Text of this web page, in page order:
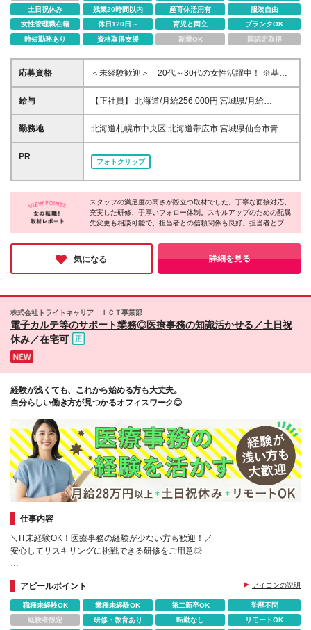
土日祝休み
残業20時間以内 産育休活用有
服装自由
女性管理職在籍
休日120日～ 育児と両立
ブランクOK
時短勤務あり
資格取得支援 副業OK 国認定取得
応募資格
＜未経験歓迎＞ 20代～30代の女性活躍中！ ※基本
的なPCスキル(Word・Excel等)をお持ちの方 【こん
な方は歓迎】 〇事務・経理・総務などの経験がある
事がしたい方 〇しっかり教えてくれるところでスタ
ートしたい方 〇スキル・キャリアアップがしたい方
ワークを大切にできる方 〇人間関係がいい職場で働
◆正社員経験不問/フリーター歓迎 ◆資格不問/無資格
OK ◆経験者歓迎/ブランクOK ◆20代活躍中/30代活躍
中/女性活躍中 ◆ハローワークでお探しの方も歓迎
【下記業務の経験者や興味がある方も歓迎】 データ
入力、データ分析、コールセンタースタッフ、受付、
宅建事務、美容関連業務、SNS運用など
給与
【正社員】 北海道/月給256,000円 宮城県/月給
256,000円 茨城県/月給256,000円 埼玉県/月給
256,000円 千葉県/月給256,000円 東京都/月給
256,000円 愛知県/月給256,000円 三重県/月給
256,000円 奈良県/月給256,000円 岡山県/月給
256,000円 広島県/月給256,000円 香川県/月給
256,000円 福岡県/月給256,000円 佐賀県/月給
256,000円(基本給229,000円、固定残業代27,000円/
月15ｈ含む) ※超過分別途支給 ＜試用期間について＞
勤務地
北海道札幌市中央区 北海道帯広市 宮城県仙台市青葉
区 茨城県水戸市 埼玉県さいたま市大宮区 埼玉県川口
市 千葉県千葉市中央区 東京都葛飾区 東京都江戸川区
東京都港区 東京都荒川区 東京都渋谷区 東京都新宿区
東京都杉並区 東京都世田谷区 東京都千代田区 東京都
足立区 東京都台東区 東京都大田区 東京都中央区 東京
都中野区 東京都板橋区 東京都品川区 東京都文京区 東
京都北区 神奈川県横浜市港北区 新潟県新潟市中央区
岐阜県大垣市 静岡県静岡市葵区 愛知県刈谷市 愛知県
名古屋市中区 三重県津市 滋賀県草津市 京都府京都市
南区 大阪府高槻市 大阪府吹田市 大阪府大阪市中央区
兵庫県神戸市中央区 奈良県橿原市 奈良県奈良市 岡山
(変更の範囲)上記を除く当社関連勤務地
PR
フォトクリップ
スタッフの満足度の高さが際立つ取材でした。丁寧な面接対応、
充実した研修、手厚いフォロー体制。スキルアップのための配属
先変更も相談可能で、担当者との信頼関係も良好。担当者とプラ
イベートで交流する人もいるそうです。あなたの挑戦を温かく見
守り、成功を全力で応援してくれる。そんな会社で、新しいスタ
ートを切りませんか？
気になる 詳細を見る
株式会社トライトキャリア ＩＣＴ事業部
電子カルテ等のサポート業務◎医療事務の知識活かせる／土日祝
休み／在宅可
経験が浅くても、これから始める方も大丈夫。
自分らしい働き方が見つかるオフィスワーク◎
仕事内容
＼IT未経験OK！医療事務の経験が少ない方も歓迎！／
安心してリスキリングに挑戦できる研修をご用意◎
プライベートと両立できる環境です。
アピールポイント アイコンの説明
職種未経験OK 業種未経験OK 第二新卒OK
学歴不問
経験者限定
研修・教育あり 転勤なし
リモートOK